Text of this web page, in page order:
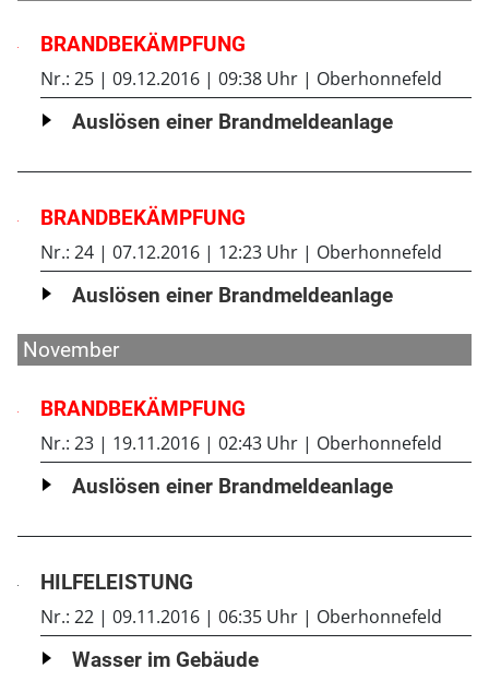
BRANDBEKÄMPFUNG
Nr.: 25 09.12.2016 09:38 Uhr Oberhonnefeld
Auslösen einer Brandmeldeanlage
BRANDBEKÄMPFUNG
Nr.: 24 07.12.2016 12:23 Uhr Oberhonnefeld
Auslösen einer Brandmeldeanlage
November
BRANDBEKÄMPFUNG
Nr.: 23 19.11.2016 02:43 Uhr Oberhonnefeld
Auslösen einer Brandmeldeanlage
HILFELEISTUNG
Nr.: 22 09.11.2016 06:35 Uhr Oberhonnefeld
Wasser im Gebäude